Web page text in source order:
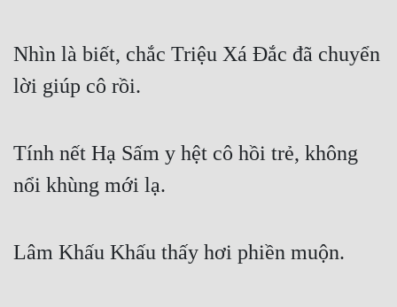
Nhìn là biết, chắc Triệu Xá Đắc đã chuyển
lời giúp cô rồi.
Tính nết Hạ Sấm y hệt cô hồi trẻ, không
nổi khùng mới lạ.
Lâm Khấu Khấu thấy hơi phiền muộn.